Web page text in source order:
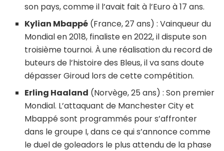
son pays, comme il l’avait fait à l’Euro à 17 ans.
Kylian Mbappé (France, 27 ans) : Vainqueur du
Mondial en 2018, finaliste en 2022, il dispute son
troisième tournoi. À une réalisation du record de
buteurs de l’histoire des Bleus, il va sans doute
dépasser Giroud lors de cette compétition.
Erling Haaland (Norvège, 25 ans) : Son premier
Mondial. L’attaquant de Manchester City et
Mbappé sont programmés pour s’affronter
dans le groupe I, dans ce qui s’annonce comme
le duel de goleadors le plus attendu de la phase